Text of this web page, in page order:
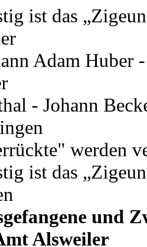
ist das
Adam Huber
- Johann
werden
ist das
und
Alsweiler